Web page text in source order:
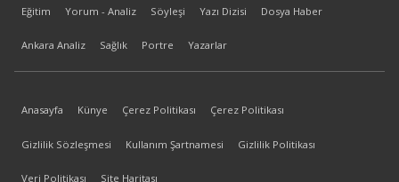
Eğitim Yorum - Analiz Söyleşi Yazı Dizisi Dosya Haber
Ankara Analiz Sağlık Portre Yazarlar
Anasayfa Künye Çerez Politikası Çerez Politikası
Gizlilik Sözleşmesi Kullanım Şartnamesi Gizlilik Politikası
Veri Politikası Site Haritası